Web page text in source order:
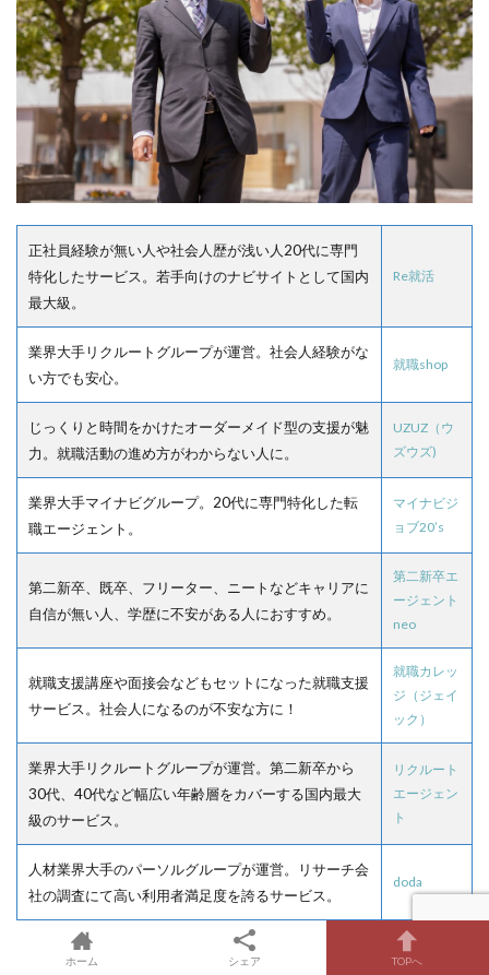
正社員経験が無い人や社会人歴が浅い人20代に専門
特化したサービス。若手向けのナビサイトとして国内
最大級。
Re就活
業界大手リクルートグループが運営。社会人経験がな
い方でも安心。
就職shop
じっくりと時間をかけたオーダーメイド型の支援が魅
力。就職活動の進め方がわからない人に。
UZUZ（ウ
ズウズ)
業界大手マイナビグループ。20代に専門特化した転
職エージェント。
マイナビジ
ョブ20’s
第二新卒、既卒、フリーター、ニートなどキャリアに
自信が無い人、学歴に不安がある人におすすめ。
第二新卒エ
ージェント
neo
就職支援講座や面接会などもセットになった就職支援
サービス。社会人になるのが不安な方に！
就職カレッ
ジ（ジェイ
ック）
業界大手リクルートグループが運営。第二新卒から
30代、40代など幅広い年齢層をカバーする国内最大
級のサービス。
リクルート
エージェン
ト
人材業界大手のパーソルグループが運営。リサーチ会
社の調査にて高い利用者満足度を誇るサービス。
doda
やりたいことやどのような仕事が向いているのかわか
らない人でも安心。
ハタラクテ
ィブ
ホーム シェア TOPへ